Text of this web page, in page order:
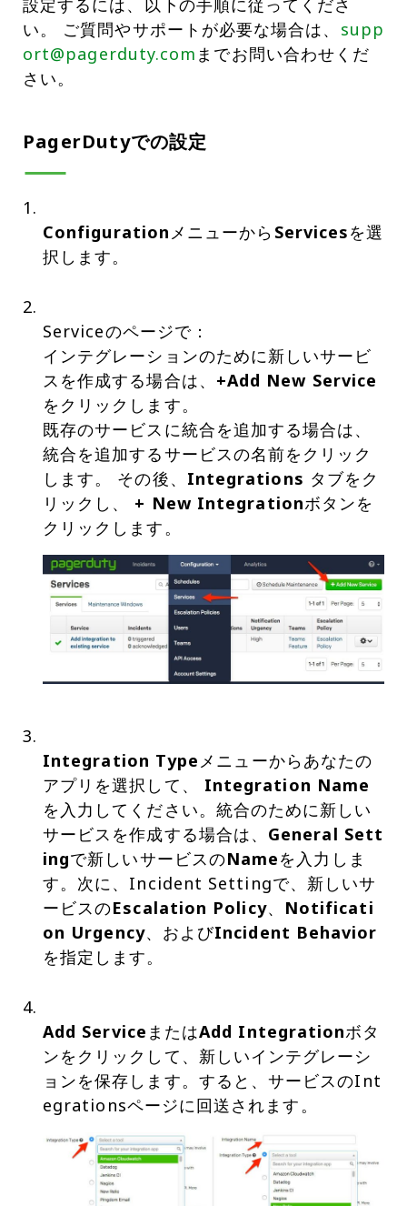
設定するには、以下の手順に従ってくださ
い。 ご質問やサポートが必要な場合は、 supp
ort@pagerduty.com までお問い合わせくだ
さい。
PagerDutyでの設定
Configurationメニューから Servicesを選
択します。
Serviceのページで：
インテグレーションのために新しいサービ
スを作成する場合は、 +Add New Service
をクリックします。
既存のサービスに統合を追加する場合は、
統合を追加するサービスの名前をクリック
します。 その後、 Integrations タブをク
リックし、 + New Integrationボタンを
Integration Type メニューからあなたの
アプリを選択して、 Integration Name
を入力してください。統合のために新しい
サービスを作成する場合は、 General Sett
ingで新しいサービスのNameを入力しま
す。次に、Incident Settingで、新しいサ
ービスのEscalation Policy、 Notificati
on Urgency、およびIncident Behavior
を指定します。
Add Service またはAdd Integrationボタ
ンをクリックして、新しいインテグレーシ
ョンを保存します。すると、サービスのInt